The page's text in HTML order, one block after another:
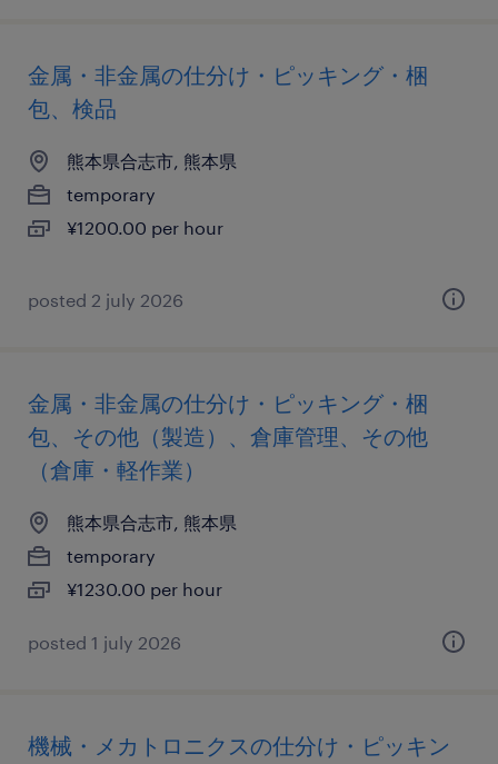
金属・非金属の仕分け・ピッキング・梱
包、検品
熊本県合志市, 熊本県
temporary
¥1200.00 per hour
posted 2 july 2026
金属・非金属の仕分け・ピッキング・梱
包、その他（製造）、倉庫管理、その他
（倉庫・軽作業）
熊本県合志市, 熊本県
temporary
¥1230.00 per hour
posted 1 july 2026
機械・メカトロニクスの仕分け・ピッキン